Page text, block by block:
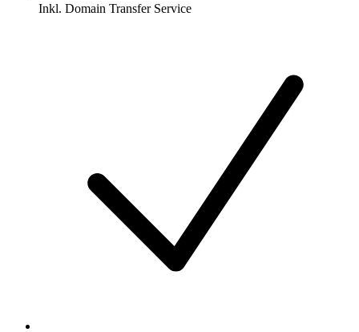
Inkl. Domain Transfer Service